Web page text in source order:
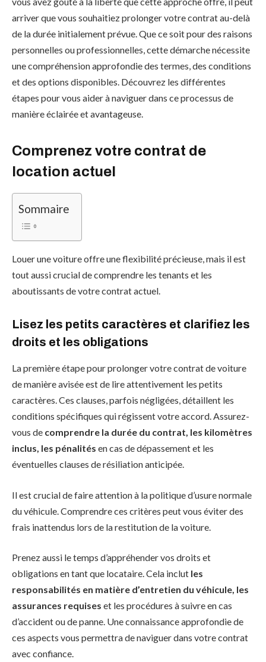
arriver que vous souhaitiez prolonger votre contrat au-delà
de la durée initialement prévue. Que ce soit pour des raisons
personnelles ou professionnelles, cette démarche nécessite
une compréhension approfondie des termes, des conditions
et des options disponibles. Découvrez les différentes
étapes pour vous aider à naviguer dans ce processus de
manière éclairée et avantageuse.
Comprenez votre contrat de
location actuel
Sommaire
Louer une voiture offre une flexibilité précieuse, mais il est
tout aussi crucial de comprendre les tenants et les
aboutissants de votre contrat actuel.
Lisez les petits caractères et clarifiez les
droits et les obligations
La première étape pour prolonger votre contrat de voiture
de manière avisée est de lire attentivement les petits
caractères. Ces clauses, parfois négligées, détaillent les
conditions spécifiques qui régissent votre accord. Assurez-
vous de comprendre la durée du contrat, les kilomètres
inclus, les pénalités en cas de dépassement et les
éventuelles clauses de résiliation anticipée.
Il est crucial de faire attention à la politique d’usure normale
du véhicule. Comprendre ces critères peut vous éviter des
frais inattendus lors de la restitution de la voiture.
Prenez aussi le temps d’appréhender vos droits et
obligations en tant que locataire. Cela inclut les
responsabilités en matière d’entretien du véhicule, les
assurances requises et les procédures à suivre en cas
d’accident ou de panne. Une connaissance approfondie de
ces aspects vous permettra de naviguer dans votre contrat
avec confiance.